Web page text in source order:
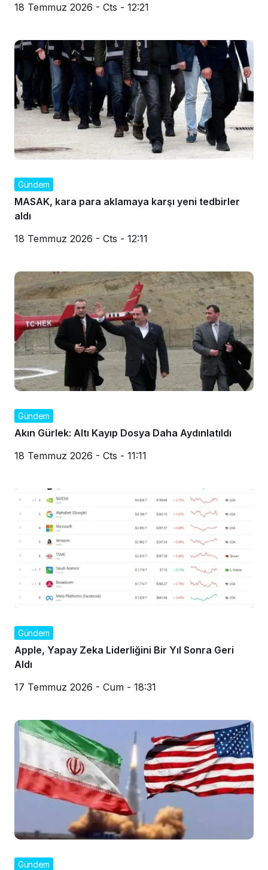
18 Temmuz 2026 - Cts - 12:21
Gündem
MASAK, kara para aklamaya karşı yeni tedbirler
aldı
18 Temmuz 2026 - Cts - 12:11
Gündem
Akın Gürlek: Altı Kayıp Dosya Daha Aydınlatıldı
18 Temmuz 2026 - Cts - 11:11
Gündem
Apple, Yapay Zeka Liderliğini Bir Yıl Sonra Geri
Aldı
17 Temmuz 2026 - Cum - 18:31
Gündem